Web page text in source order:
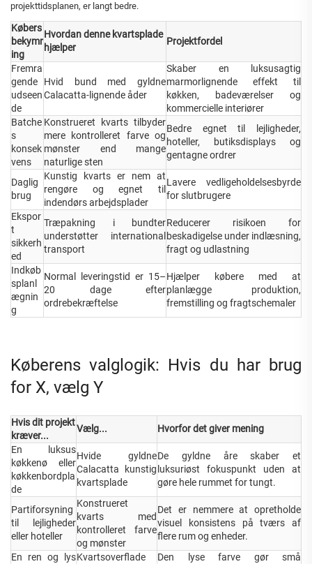
projekttidsplanen, er langt bedre.
Købers
bekymr
ing
Hvordan denne kvartsplade
hjælper
Projektfordel
Fremra
gende
udseen
de
Hvid bund med gyldne
Calacatta-lignende åder
Skaber en luksusagtig
marmorlignende effekt til
køkken, badeværelser og
kommercielle interiører
Batche
s
konsek
vens
Konstrueret kvarts tilbyder
mere kontrolleret farve og
mønster end mange
naturlige sten
Bedre egnet til lejligheder,
hoteller, butiksdisplays og
gentagne ordrer
Daglig
brug
Kunstig kvarts er nem at
rengøre og egnet til
indendørs arbejdsplader
Lavere vedligeholdelsesbyrde
for slutbrugere
Ekspor
t
sikkerh
ed
Træpakning i bundter
understøtter international
transport
Reducerer risikoen for
beskadigelse under indlæsning,
fragt og udlastning
Indkøb
splanl
ægnin
g
Normal leveringstid er 15–
20 dage efter
ordrebekræftelse
Hjælper købere med at
planlægge produktion,
fremstilling og fragtschemaler
Køberens valglogik: Hvis du har brug
for X, vælg Y
Hvis dit projekt
kræver...
Vælg...
Hvorfor det giver mening
En luksus
køkkenø eller
køkkenbordpla
de
Hvide gyldne
Calacatta kunstig
kvartsplade
De gyldne åre skaber et
luksuriøst fokuspunkt uden at
gøre hele rummet for tungt.
Partiforsyning
til lejligheder
eller hoteller
Konstrueret
kvarts med
kontrolleret farve
og mønster
Det er nemmere at opretholde
visuel konsistens på tværs af
flere rum og enheder.
En ren og lysKvartsoverflade
Den lyse farve gør små